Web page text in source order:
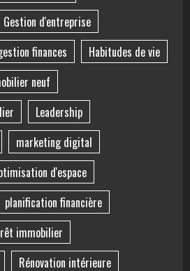
Gestion d'entreprise
finances
Habitudes de vie
neuf
Leadership
marketing digital
d'espace
planification financière
immobilier
Rénovation intérieure